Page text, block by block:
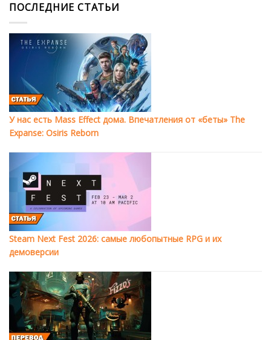
ПОСЛЕДНИЕ СТАТЬИ
У нас есть Mass Effect дома. Впечатления от «беты» The
Expanse: Osiris Reborn
Steam Next Fest 2026: самые любопытные RPG и их
демоверсии